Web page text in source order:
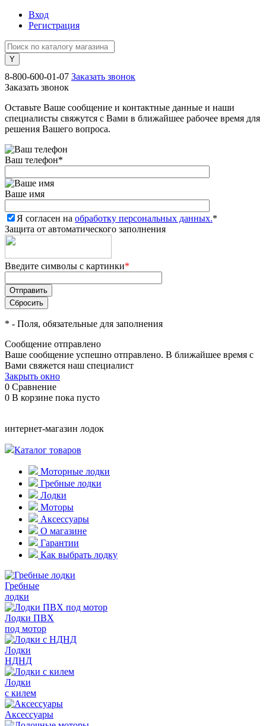
Вход
Регистрация
8-800-600-01-07 Заказать звонок
Заказать звонок
Оставьте Ваше сообщение и контактные данные и наши
специалисты свяжутся с Вами в ближайшее рабочее время для
решения Вашего вопроса.
Ваш телефон*
Ваше имя
Я согласен на обработку персональных данных.*
Защита от автоматического заполнения
Введите символы с картинки*
* - Поля, обязательные для заполнения
Сообщение отправлено
Ваше сообщение успешно отправлено. В ближайшее время с
Вами свяжется наш специалист
Закрыть окно
0 Сравнение
0 В корзине пока пусто
интернет-магазин лодок
Каталог товаров
Моторные лодки
Гребные лодки
Лодки
Моторы
Аксессуары
О магазине
Гарантии
Как выбрать лодку
Гребные
лодки
Лодки ПВХ
под мотор
Лодки
НДНД
Лодки
с килем
Аксессуары